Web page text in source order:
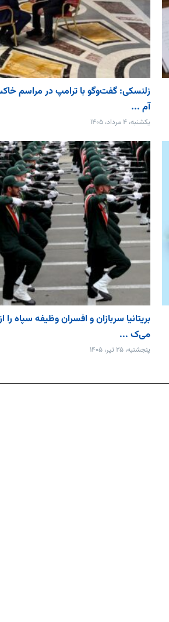
زلنسکی: گفت‌وگو با ترامپ در مراسم
آم ...
یکشنبه، ۴ مرداد، ۱۴۰۵
بریتانیا سربازان و افسران وظیفه سپاه
می‌ک ...
پنجشنبه، ۲۵ تیر، ۱۴۰۵